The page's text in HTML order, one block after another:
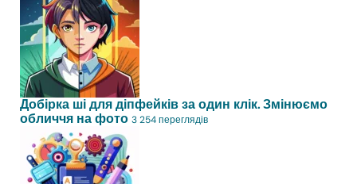
Добірка ші для діпфейків за один клік. Змінюємо
обличчя на фото 3 254 переглядів